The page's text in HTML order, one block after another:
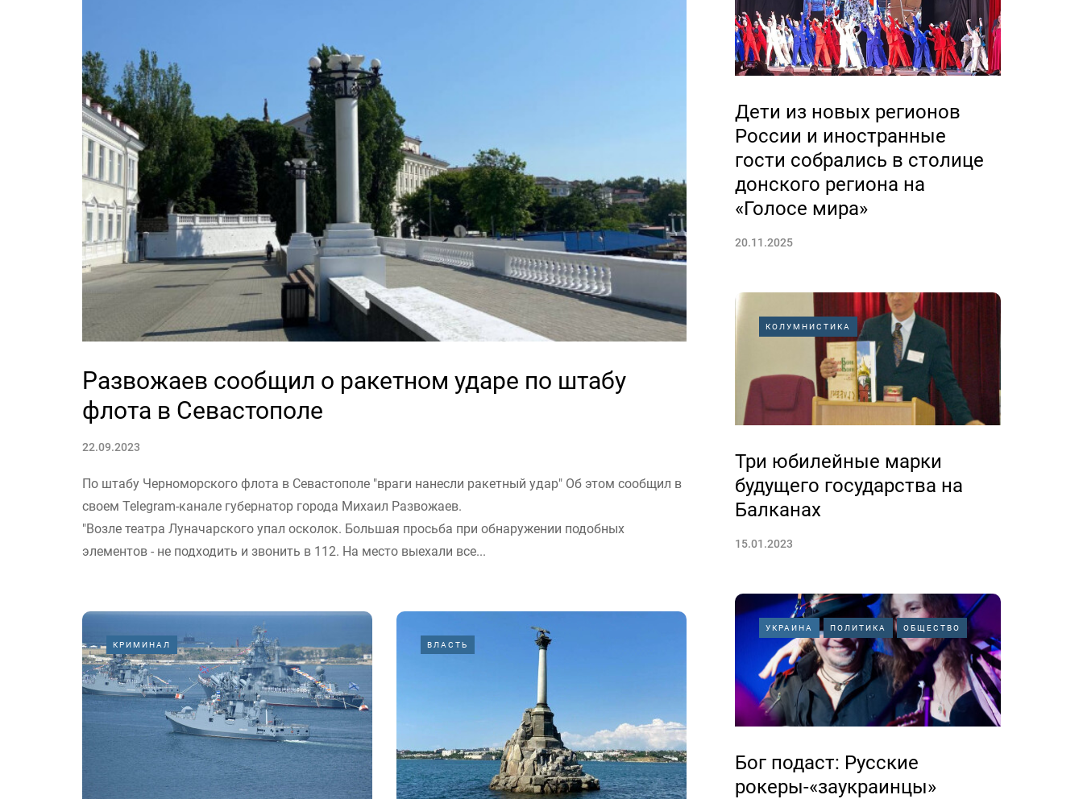
Развожаев сообщил о ракетном ударе по штабу
флота в Севастополе
22.09.2023
По штабу Черноморского флота в Севастополе "враги нанесли ракетный удар" Об этом сообщил в
своем Telegram-канале губернатор города Михаил Развожаев.
"Возле театра Луначарского упал осколок. Большая просьба при обнаружении подобных
элементов - не подходить и звонить в 112. На место выехали все...
КРИМИНАЛ ВЛАСТЬ
Дети из новых регионов
России и иностранные
гости собрались в столице
донского региона на
«Голосе мира»
20.11.2025
КОЛУМНИСТИКА
Три юбилейные марки
будущего государства на
Балканах
15.01.2023
УКРАИНА ПОЛИТИКА ОБЩЕСТВО
Бог подаст: Русские
рокеры-«заукраинцы»